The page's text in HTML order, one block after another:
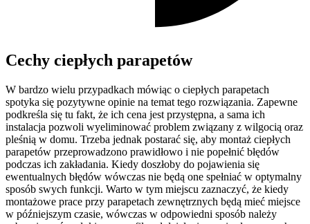
Cechy ciepłych parapetów
W bardzo wielu przypadkach mówiąc o ciepłych parapetach
spotyka się pozytywne opinie na temat tego rozwiązania. Zapewne
podkreśla się tu fakt, że ich cena jest przystępna, a sama ich
instalacja pozwoli wyeliminować problem związany z wilgocią oraz
pleśnią w domu. Trzeba jednak postarać się, aby montaż ciepłych
parapetów przeprowadzono prawidłowo i nie popełnić błędów
podczas ich zakładania. Kiedy doszłoby do pojawienia się
ewentualnych błędów wówczas nie będą one spełniać w optymalny
sposób swych funkcji. Warto w tym miejscu zaznaczyć, że kiedy
montażowe prace przy parapetach zewnętrznych będą mieć miejsce
w późniejszym czasie, wówczas w odpowiedni sposób należy